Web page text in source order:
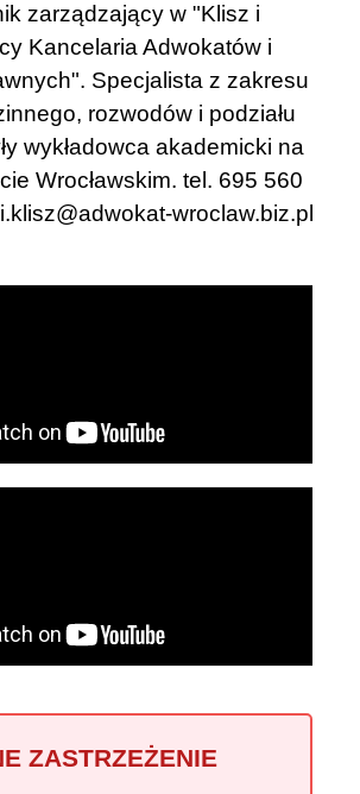
zarządzający w "Klisz i
Kancelaria Adwokatów i
Specjalista z zakresu
rozwodów i podziału
wykładowca akademicki na
Wrocławskim. tel. 695 560
i.klisz@adwokat-wroclaw.biz.pl
ZASTRZEŻENIE